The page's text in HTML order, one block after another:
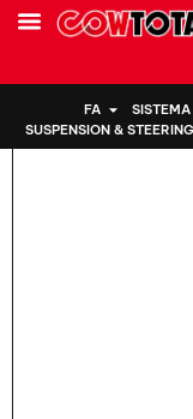
FA
SUSPENSION &
Casa > Supporto